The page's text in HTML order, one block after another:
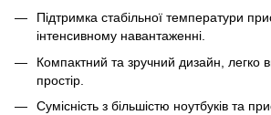
Підтримка стабільної температури
інтенсивному навантаженні.
Компактний та зручний дизайн, легко
простір.
Сумісність з більшістю ноутбуків та